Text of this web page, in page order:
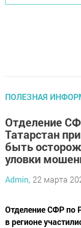
ПОЛЕЗНАЯ
Отделение
Татарстан
быть
уловки
Admin, 22 марта
Отделение СФР по
в регионе